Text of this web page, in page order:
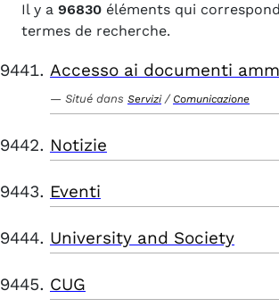
Il y a 96830 éléments qui
termes de recherche.
Accesso ai documenti
Situé dans Servizi / Comunicazione
Notizie
Eventi
University and Society
CUG